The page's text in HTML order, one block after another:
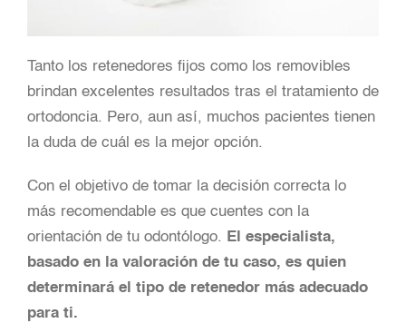
Tanto los retenedores fijos como los removibles
brindan excelentes resultados tras el tratamiento de
ortodoncia. Pero, aun así, muchos pacientes tienen
la duda de cuál es la mejor opción.
Con el objetivo de tomar la decisión correcta lo
más recomendable es que cuentes con la
orientación de tu odontólogo. El especialista,
basado en la valoración de tu caso, es quien
determinará el tipo de retenedor más adecuado
para ti.